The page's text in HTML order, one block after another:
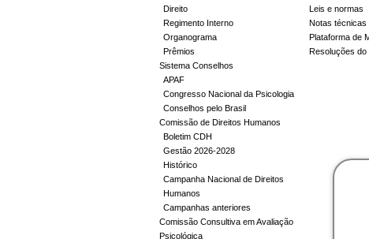
Direito
Regimento Interno
Organograma
Prêmios
Sistema Conselhos
APAF
Congresso Nacional da Psicologia
Conselhos pelo Brasil
Comissão de Direitos Humanos
Boletim CDH
Gestão 2026-2028
Histórico
Campanha Nacional de Direitos
Humanos
Campanhas anteriores
Comissão Consultiva em Avaliação
Psicológica
Leis e normas
Notas técnicas
Plataforma de
Resoluções do